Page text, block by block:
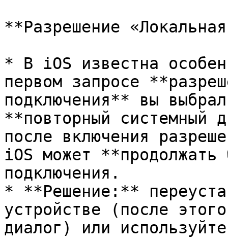
**Разрешение
* В iOS известна
первом запросе
подключения** вы
**повторный системный
после включения
iOS может **продолжать
подключения.
* **Решение:**
устройстве (после
диалог) или